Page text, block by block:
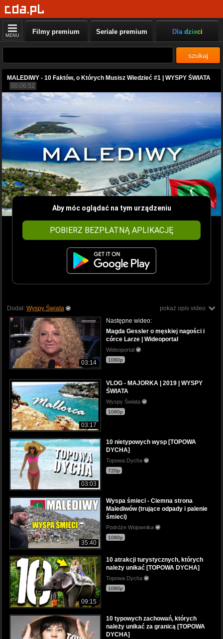
MENU Filmy premium Seriale premium Dla dzieci
szukaj
MALEDIWY - 10 Faktów, o Których Musisz Wiedzieć #1 | WYSPY ŚWIATA
00:06:52
Aby móc oglądać na tym urządzeniu
POBIERZ BEZPŁATNĄ APLIKACJĘ
pokaż opis video
Dodał: Wyspy Świata
03:14
Następne wideo:
Magda Gessler o męskiej nagości i
córce Larze | Wideoportal
Wideoportal
1080p
03:17
VLOG - MAJORKA | 2019 | WYSPY
ŚWIATA
Wyspy Świata
1080p
03:03
10 nietypowych wysp [TOPOWA
DYCHA]
Topowa Dycha
720p
35:40
Wyspa śmieci - Ciemna strona
Malediwów (trujące odpady i palenie
śmieci)
Podróże Wojownika
1080p
09:15
10 atrakcji turystycznych, których
należy unikać [TOPOWA DYCHA]
Topowa Dycha
1080p
10 typowych zachowań, których
należy unikać za granicą [TOPOWA
DYCHA]